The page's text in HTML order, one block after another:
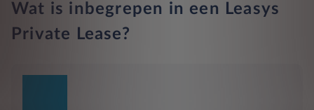
Wat is inbegrepen in een Leasys
Private Lease?